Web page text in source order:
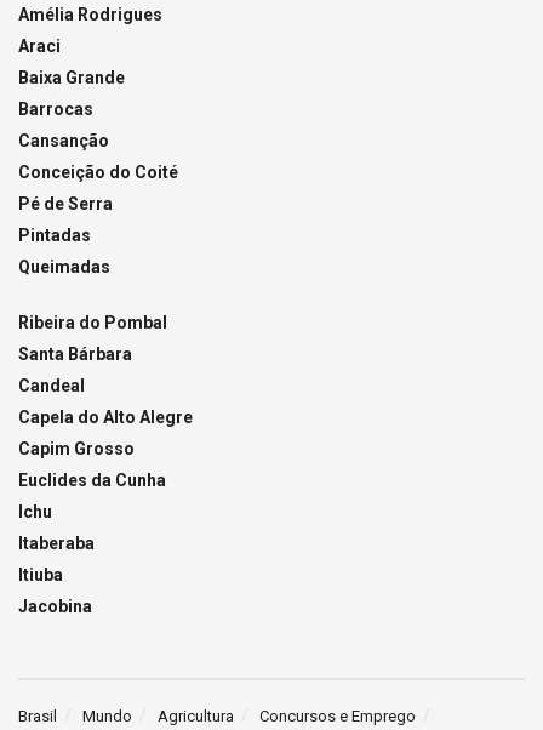
Amélia Rodrigues
Araci
Baixa Grande
Barrocas
Cansanção
Conceição do Coité
Pé de Serra
Pintadas
Queimadas
Ribeira do Pombal
Santa Bárbara
Candeal
Capela do Alto Alegre
Capim Grosso
Euclides da Cunha
Ichu
Itaberaba
Itiuba
Jacobina
Brasil Mundo Agricultura Concursos e Emprego